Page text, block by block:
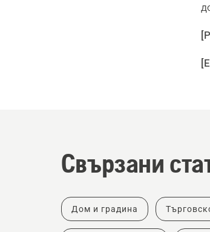
Свързани
Дом и градина